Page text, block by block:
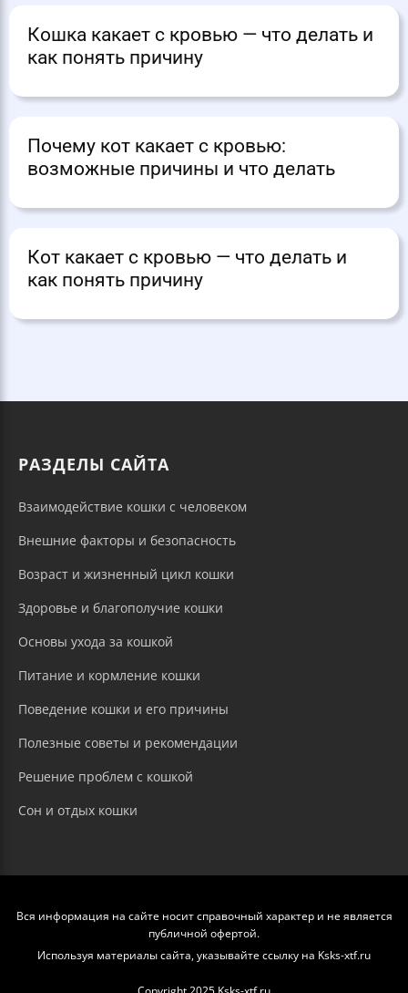
Кошка какает с кровью — что делать и
как понять причину
Почему кот какает с кровью:
возможные причины и что делать
Кот какает с кровью — что делать и
как понять причину
РАЗДЕЛЫ САЙТА
Взаимодействие кошки с человеком
Внешние факторы и безопасность
Возраст и жизненный цикл кошки
Здоровье и благополучие кошки
Основы ухода за кошкой
Питание и кормление кошки
Поведение кошки и его причины
Полезные советы и рекомендации
Решение проблем с кошкой
Сон и отдых кошки
Вся информация на сайте носит справочный характер и не является
публичной офертой.
Используя материалы сайта, указывайте ссылку на Ksks-xtf.ru